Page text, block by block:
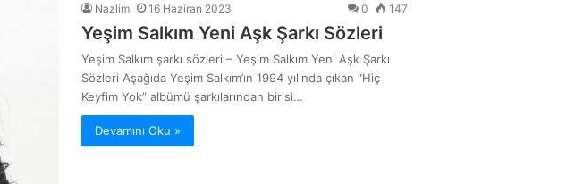
Nazlim 16 Haziran 2023 0 147
Yeşim Salkım Yeni Aşk Şarkı Sözleri
Yeşim Salkım şarkı sözleri – Yeşim Salkım Yeni Aşk Şarkı
Sözleri Aşağıda Yeşim Salkım’ın 1994 yılında çıkan “Hiç
Keyfim Yok” albümü şarkılarından birisi…
Devamını Oku »